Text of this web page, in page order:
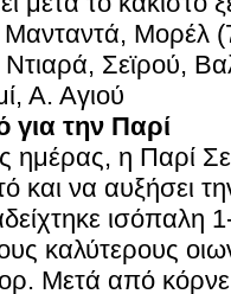
Μορέλ
Σεϊρού,
Α. Αγιού
την Παρί
ημέρας, η Παρί
και να αυξήσει
ισόπαλη
καλύτερους
Μετά από